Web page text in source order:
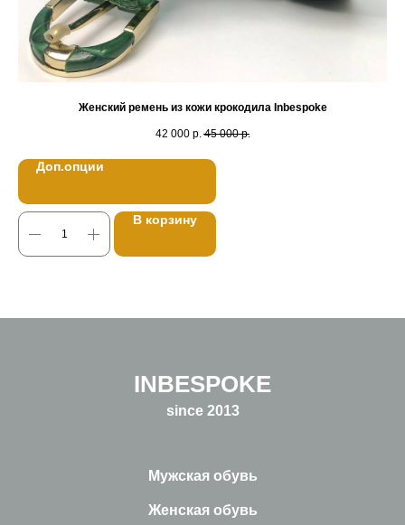
Женский ремень из кожи крокодила Inbespoke
42 000 р. 45 000 р.
Доп.опции
В корзину
INBESPOKE
since 2013
Мужская обувь
Женская обувь